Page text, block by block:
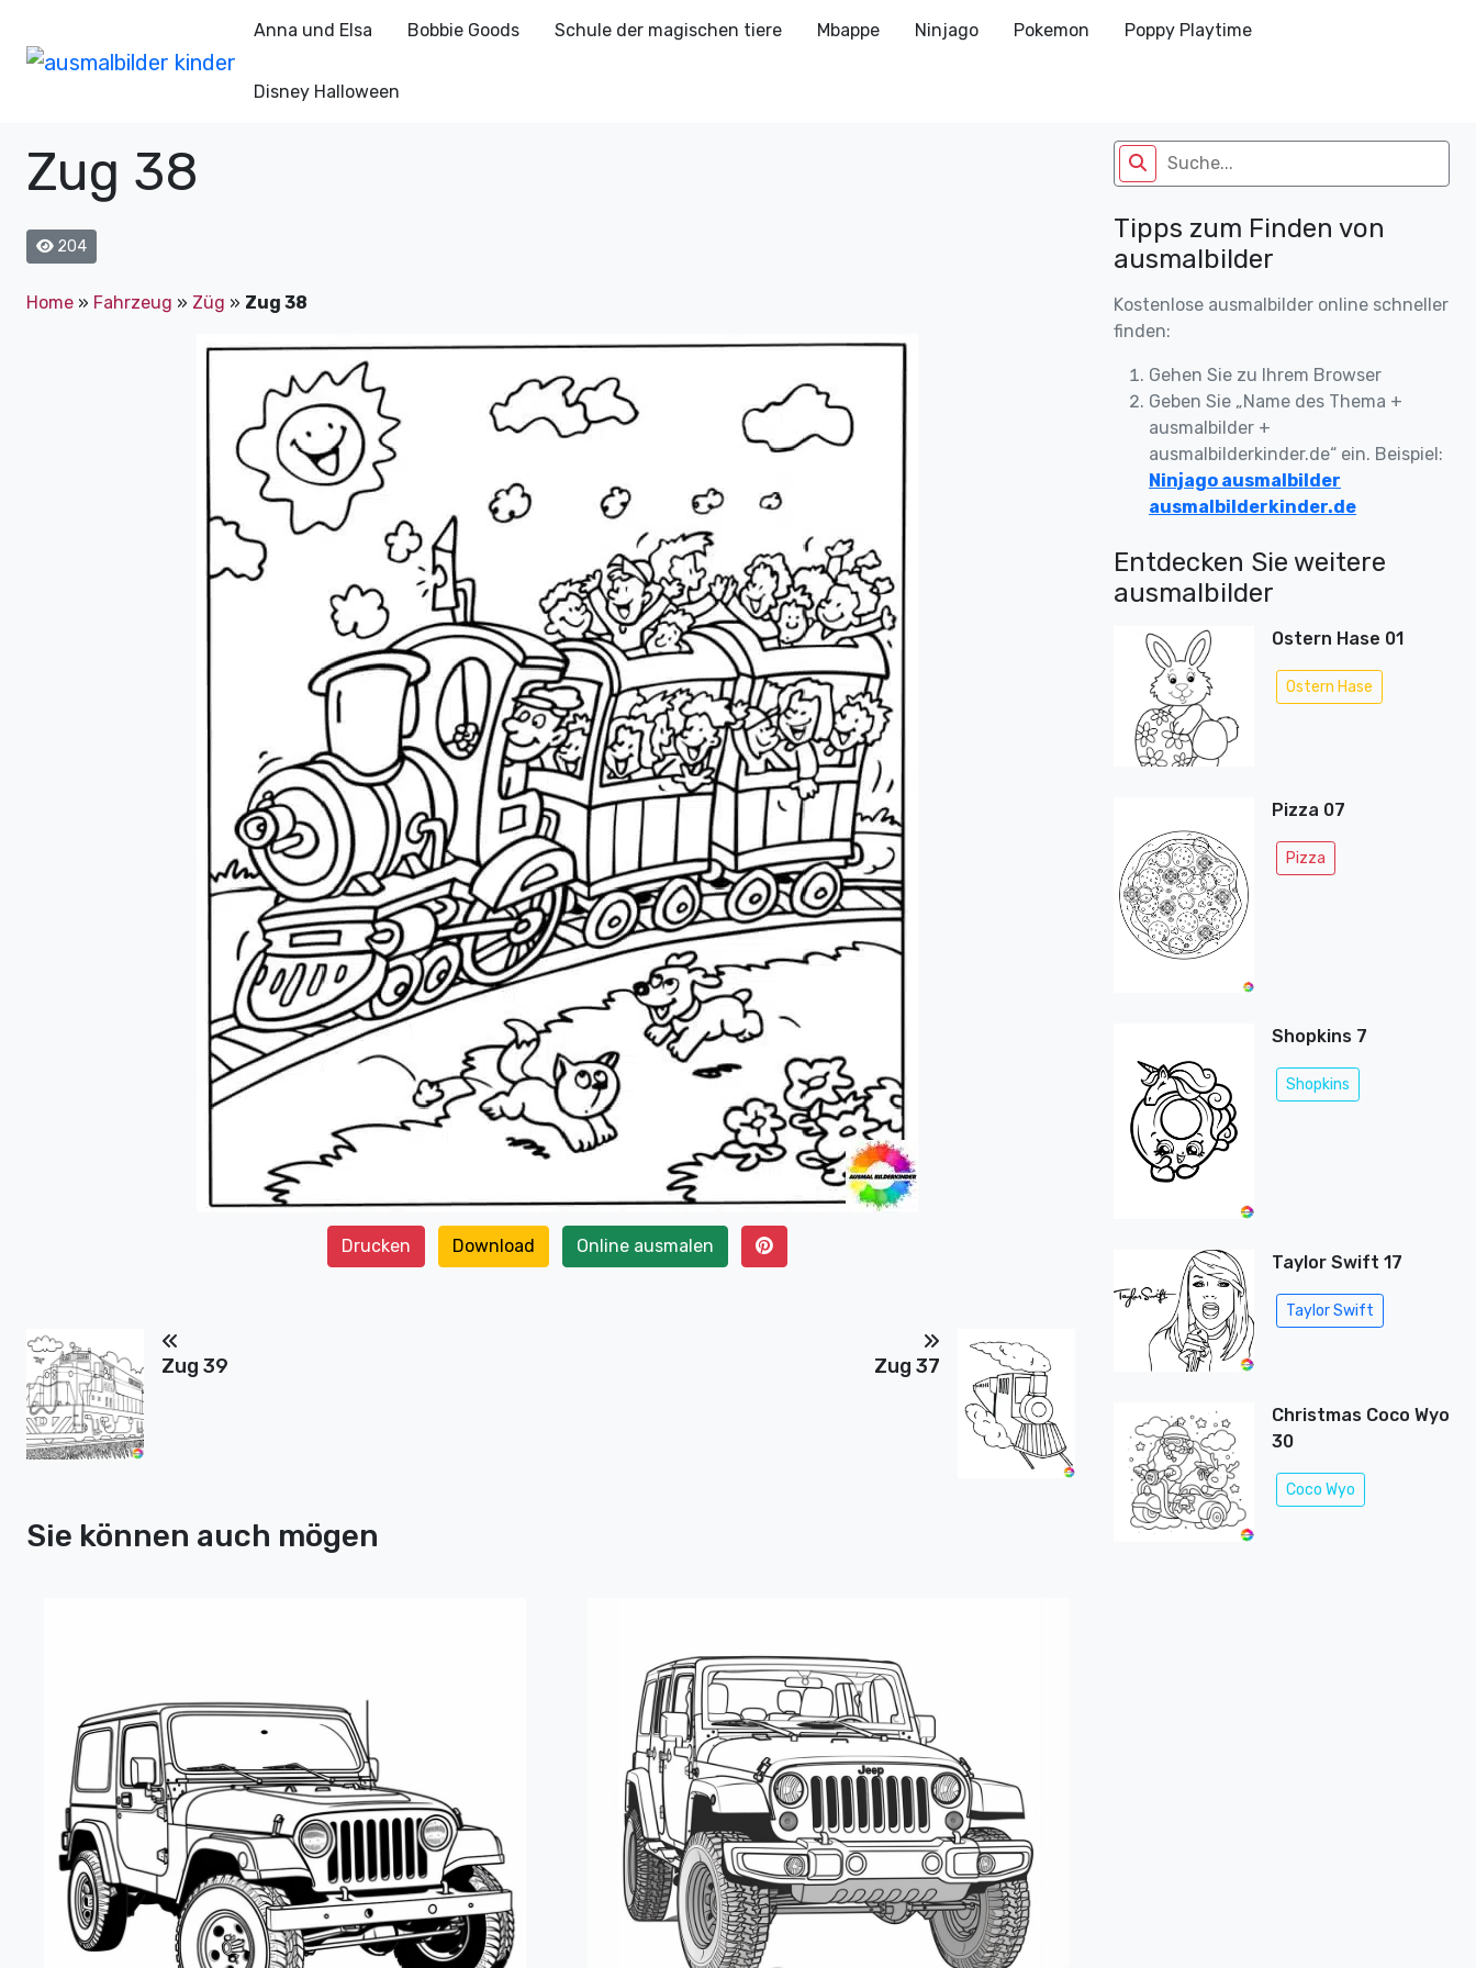
Anna und Elsa Bobbie Goods Schule der magischen tiere Mbappe Ninjago Pokemon Poppy Playtime
Disney Halloween
Zug 38
204
Home » Fahrzeug » Züg » Zug 38
Drucken Download Online ausmalen
Zug 39 Zug 37
Sie können auch mögen
Tipps zum Finden von
ausmalbilder
Kostenlose ausmalbilder online schneller
finden:
Gehen Sie zu Ihrem Browser
Geben Sie „Name des Thema +
ausmalbilder +
ausmalbilderkinder.de“ ein. Beispiel:
Ninjago ausmalbilder
ausmalbilderkinder.de
Entdecken Sie weitere
ausmalbilder
Ostern Hase 01
Ostern Hase
Pizza 07
Pizza
Shopkins 7
Shopkins
Taylor Swift 17
Taylor Swift
Christmas Coco Wyo
30
Coco Wyo